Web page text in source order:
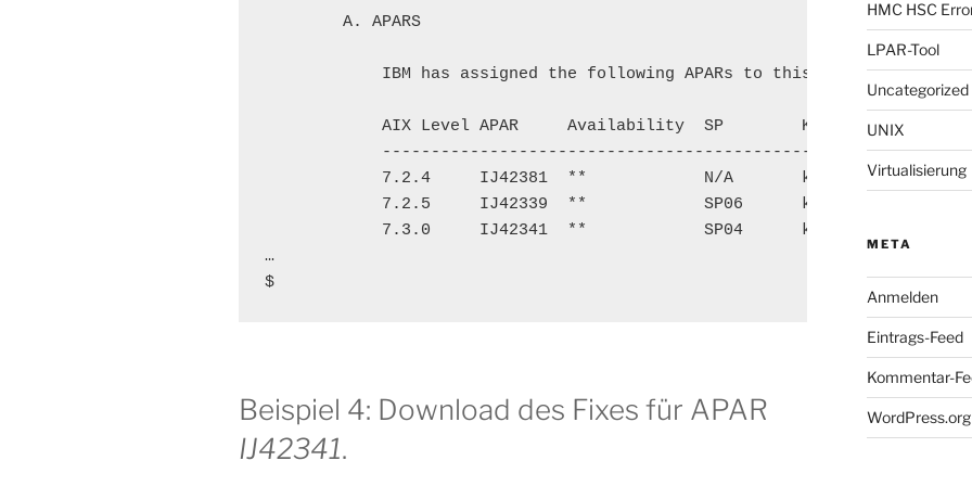
        A. APARS
IBM has assigned the following APARs to this problem:
AIX Level APAR     Availability  SP        KEY
-----------------------------------------------------
7.2.4     IJ42381  **            N/A       key_w_apar
7.2.5     IJ42339  **            SP06      key_w_apar
7.3.0     IJ42341  **            SP04      key_w_apar
…
$
Beispiel 4: Download des Fixes für APAR
IJ42341.
HMC HSC
LPAR-Tool
Uncategorized
UNIX
Virtualisierung
META
Anmelden
Eintrags-Feed
Kommentar-
WordPress.org